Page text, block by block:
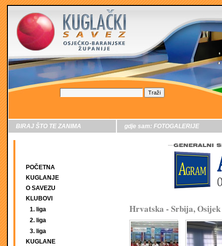
BIRAJ ŠTO TE ZANIMA
POČETNA
KUGLANJE
O SAVEZU
KLUBOVI
1. liga
2. liga
3. liga
KUGLANE
gdje sam: FOTOGALERIJE
Hrvatska - Srbija, Osijek